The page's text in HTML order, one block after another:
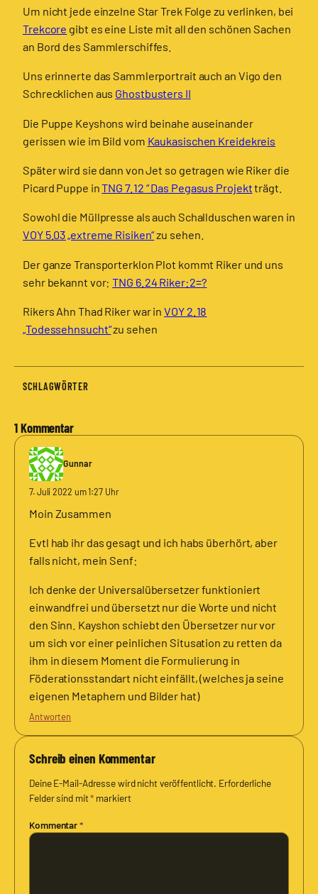
Um nicht jede einzelne Star Trek Folge zu verlinken, bei
Trekcore gibt es eine Liste mit all den schönen Sachen
an Bord des Sammlerschiffes.
Uns erinnerte das Sammlerportrait auch an Vigo den
Schrecklichen aus Ghostbusters II
Die Puppe Keyshons wird beinahe auseinander
gerissen wie im Bild vom Kaukasischen Kreidekreis
Später wird sie dann von Jet so getragen wie Riker die
Picard Puppe inTNG 7.12 “ Das Pegasus Projektträgt.
Sowohl die Müllpresse als auch Schallduschen waren in
VOY 5.03 „extreme Risiken“zu sehen.
Der ganze Transporterklon Plot kommt Riker und uns
sehr bekannt vor:TNG 6.24 Riker:2=?
Rikers Ahn Thad Riker war inVOY 2.18
„Todessehnsucht“zu sehen
SCHLAGWÖRTER
1 Kommentar
Gunnar
7. Juli 2022 um 1:27 Uhr
Moin Zusammen
Evtl hab ihr das gesagt und ich habs überhört, aber
falls nicht, mein Senf:
Ich denke der Universalübersetzer funktioniert
einwandfrei und übersetzt nur die Worte und nicht
den Sinn. Kayshon schiebt den Übersetzer nur vor
um sich vor einer peinlichen Situsation zu retten da
ihm in diesem Moment die Formulierung in
Föderationsstandart nicht einfällt, (welches ja seine
eigenen Metaphern und Bilder hat)
Antworten
Schreib einen Kommentar
Deine E-Mail-Adresse wird nicht veröffentlicht. Erforderliche
Felder sind mit* markiert
Kommentar*